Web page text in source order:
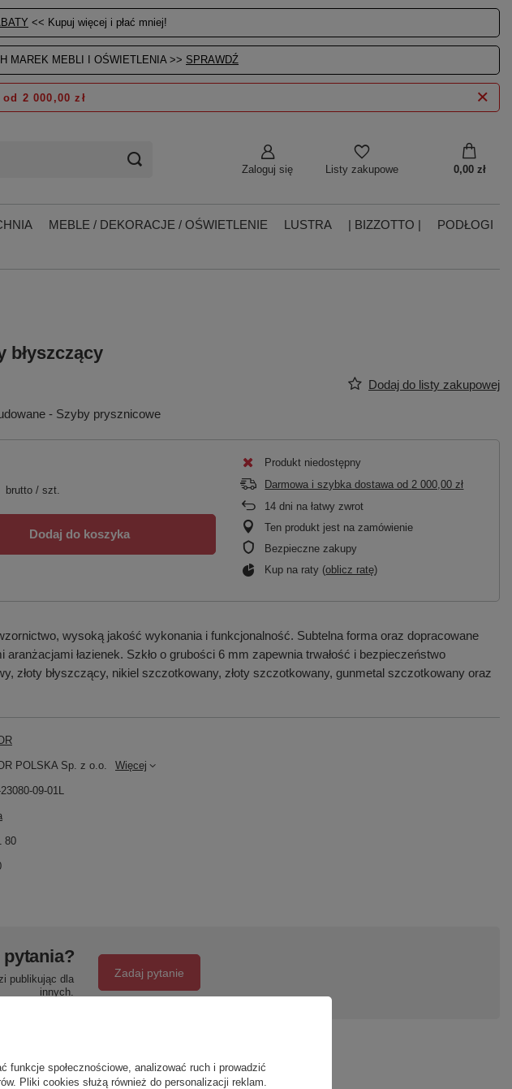
<< Kupuj więcej i płać mniej!
MAREK MEBLI I OŚWIETLENIA >> SPRAWDŹ
Zaloguj się Listy zakupowe 0,00 zł
od 2 000,00 zł
MEBLE / DEKORACJE / OŚWIETLENIE LUSTRA | BIZZOTTO |
PODŁOGI
błyszczący
Dodaj do listy zakupowej
- Szyby prysznicowe
brutto/ szt.
Dodaj do koszyka
Produkt niedostępny
Darmowa i szybka dostawa od 2 000,00 zł
14 dni na łatwy zwrot
Ten produkt jest na zamówienie
Bezpieczne zakupy
Kup na raty (oblicz ratę)
wysoką jakość wykonania i funkcjonalność. Subtelna forma oraz dopracowane
łazienek. Szkło o grubości 6 mm zapewnia trwałość i bezpieczeństwo
błyszczący, nikiel szczotkowany, złoty szczotkowany, gunmetal szczotkowany oraz
POLSKA Sp. z o.o. Więcej
09-01L
80
publikując dla
innych.
Zadaj pytanie
funkcje społecznościowe, analizować ruch i prowadzić
Pliki cookies służą również do personalizacji reklam.